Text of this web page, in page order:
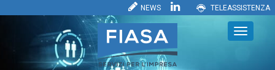
NEWS TELEASSISTENZA